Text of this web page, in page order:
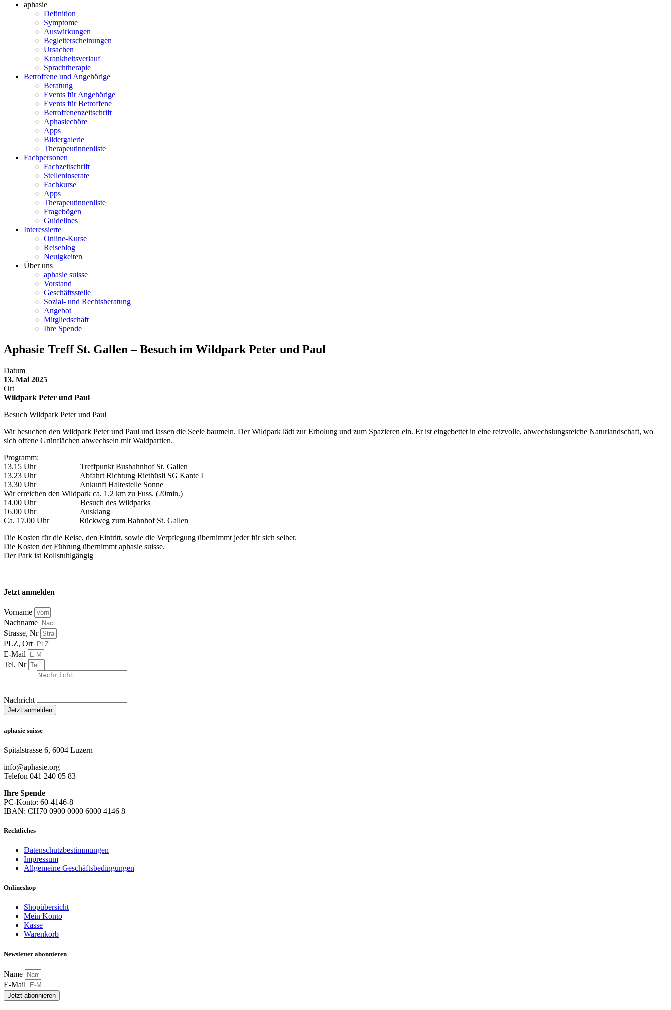
aphasie
Definition
Symptome
Auswirkungen
Begleiterscheinungen
Ursachen
Krankheitsverlauf
Sprachtherapie
Betroffene und Angehörige
Beratung
Events für Angehörige
Events für Betroffene
Betroffenenzeitschrift
Aphasiechöre
Apps
Bildergalerie
Therapeutinnenliste
Fachpersonen
Fachzeitschrift
Stelleninserate
Fachkurse
Apps
Therapeutinnenliste
Fragebögen
Guidelines
Interessierte
Online-Kurse
Reiseblog
Neuigkeiten
Über uns
aphasie suisse
Vorstand
Geschäftsstelle
Sozial- und Rechtsberatung
Angebot
Mitgliedschaft
Ihre Spende
Aphasie Treff St. Gallen – Besuch im Wildpark Peter und Paul
Datum
13. Mai 2025
Ort
Wildpark Peter und Paul
Besuch Wildpark Peter und Paul
Wir besuchen den Wildpark Peter und Paul und lassen die Seele baumeln. Der Wildpark lädt zur Erholung und zum Spazieren ein. Er ist eingebettet in eine reizvolle, abwechslungsreiche Naturlandschaft, wo
sich offene Grünflächen abwechseln mit Waldpartien.
Programm:
13.15 Uhr Treffpunkt Busbahnhof St. Gallen
13.23 Uhr Abfahrt Richtung Riethüsli SG Kante I
13.30 Uhr Ankunft Haltestelle Sonne
Wir erreichen den Wildpark ca. 1.2 km zu Fuss. (20min.)
14.00 Uhr Besuch des Wildparks
16.00 Uhr Ausklang
Ca. 17.00 Uhr Rückweg zum Bahnhof St. Gallen
Die Kosten für die Reise, den Eintritt, sowie die Verpflegung übernimmt jeder für sich selber.
Die Kosten der Führung übernimmt aphasie suisse.
Der Park ist Rollstuhlgängig
Jetzt anmelden
Vorname
Nachname
Strasse, Nr
PLZ, Ort
E-Mail
Tel. Nr
Nachricht
Jetzt anmelden
aphasie suisse
Spitalstrasse 6, 6004 Luzern
info@aphasie.org
Telefon 041 240 05 83
Ihre Spende
PC-Konto: 60-4146-8
IBAN: CH70 0900 0000 6000 4146 8
Rechtliches
Datenschutzbestimmungen
Impressum
Allgemeine Geschäftsbedingungen
Onlineshop
Shopübersicht
Mein Konto
Kasse
Warenkorb
Newsletter abonnieren
Name
E-Mail
Jetzt abonnieren